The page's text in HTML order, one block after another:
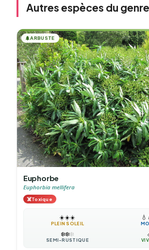
Autres espèces du
🌲ARBUSTE
Euphorbe
Euphorbia mellifera
☠️Toxique
☀️☀️☀️
PLEIN SOLEIL
💧
❄️❄️❄️
SEMI-RUSTIQUE